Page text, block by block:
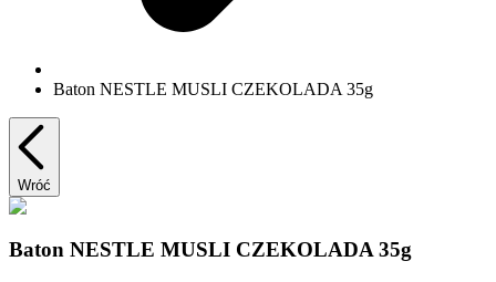
Baton NESTLE MUSLI CZEKOLADA 35g
Wróć
Baton NESTLE MUSLI CZEKOLADA 35g